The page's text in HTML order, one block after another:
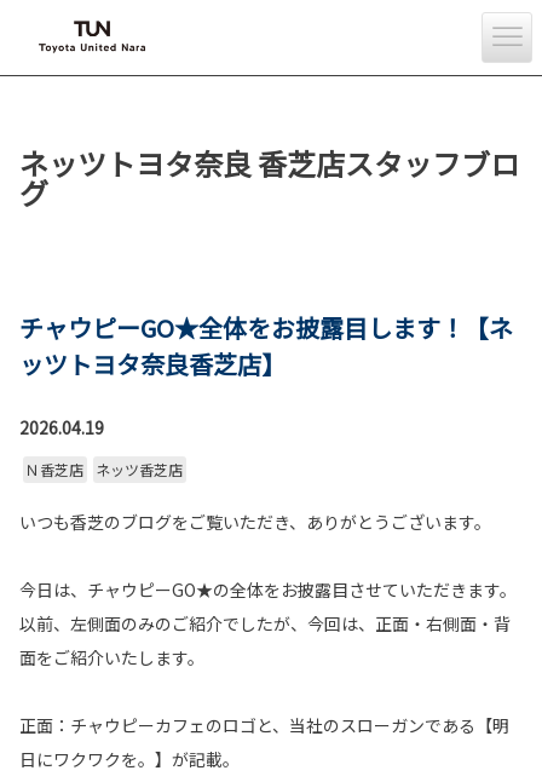
ネッツトヨタ奈良 香芝店スタッフブロ
グ
チャウピーGO★全体をお披露目します！【ネ
ッツトヨタ奈良香芝店】
2026.04.19
Ｎ香芝店 ネッツ香芝店
いつも香芝のブログをご覧いただき、ありがとうございます。
今日は、チャウピーGO★の全体をお披露目させていただきます。
以前、左側面のみのご紹介でしたが、今回は、正面・右側面・背
面をご紹介いたします。
正面：チャウピーカフェのロゴと、当社のスローガンである【明
日にワクワクを。】が記載。